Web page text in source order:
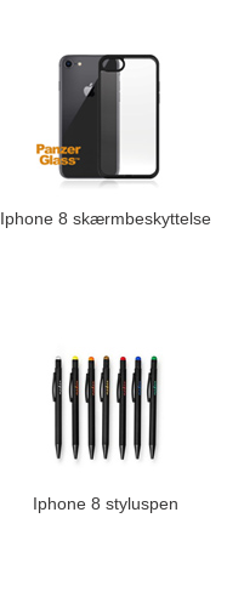
Iphone 8 skærmbeskyttelse
Iphone 8 styluspen